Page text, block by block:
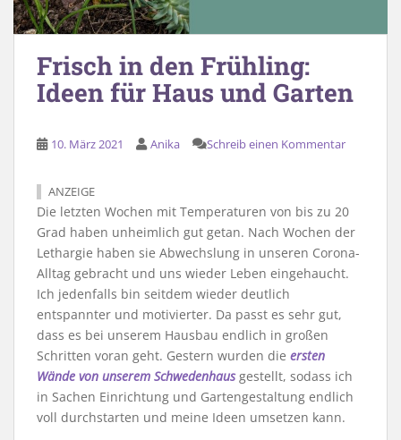
Frisch in den Frühling:
Ideen für Haus und Garten
10. März 2021 Anika Schreib einen Kommentar
ANZEIGE
Die letzten Wochen mit Temperaturen von bis zu 20
Grad haben unheimlich gut getan. Nach Wochen der
Lethargie haben sie Abwechslung in unseren Corona-
Alltag gebracht und uns wieder Leben eingehaucht.
Ich jedenfalls bin seitdem wieder deutlich
entspannter und motivierter. Da passt es sehr gut,
dass es bei unserem Hausbau endlich in großen
Schritten voran geht. Gestern wurden die ersten
Wände von unserem Schwedenhausgestellt, sodass ich
in Sachen Einrichtung und Gartengestaltung endlich
voll durchstarten und meine Ideen umsetzen kann.